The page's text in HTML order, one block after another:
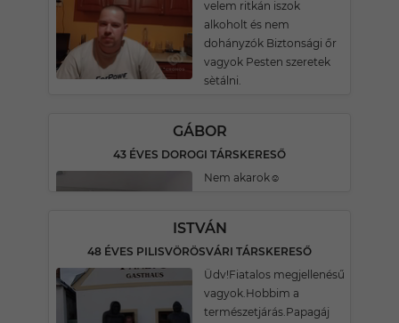
velem ritkán iszok
alkoholt és nem
dohányzók Biztonsági őr
vagyok Pesten szeretek
sètálni.
GÁBOR
43 ÉVES DOROGI TÁRSKERESŐ
Nem akarok☺
ISTVÁN
48 ÉVES PILISVÖRÖSVÁRI TÁRSKERESŐ
Üdv!Fiatalos megjellenésű
vagyok.Hobbim a
természetjárás.Papagáj